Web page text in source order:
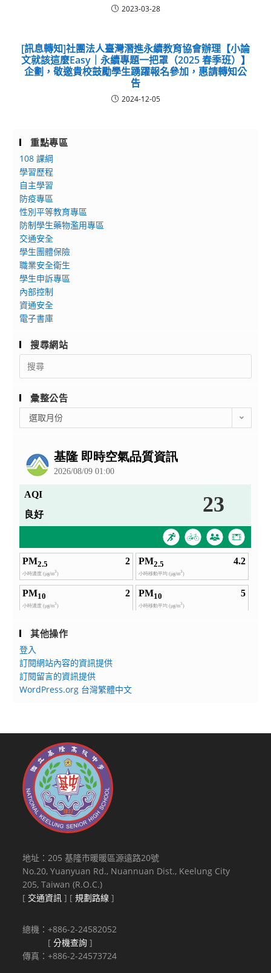
2023-03-28
[訊息轉知]社團法人臺灣潛進永續教育協會辦理【小論
文就該這麼Easy｜永續專題一把罩（2025 春季班）】
企劃，敬邀貴校鼓勵學生踴躍報名參加，惠請轉知公
告
2024-12-05
重點專區
108 課綱
學習歷程
自主學習
防疫專區
性別平等教育專區
防制學生藥物濫用專區
交通安全
學生團體保險
職業安全衛生
學生申訴專區
內部控制
資通安全
電子書庫
搜尋網站
Search
for:
彙整公告
整
選取月份
其他操作
登入
訂閱網站內容的資訊提供
訂閱留言的資訊提供
WordPress.org 台灣繁體中文
地址：205 基隆市暖暖區源遠路20號
No.20, Yuanyuan Rd., Nuannuan Dist., Keelung City
205, Taiwan (R.O.C.)
[ 交通資訊 ] [規劃路線 ]
總機：+886-2-24582052
[分機查詢 ]
傳真：+886-2-24573724